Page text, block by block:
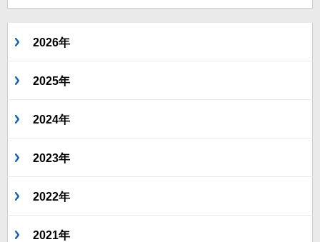
2026年
2025年
2024年
2023年
2022年
2021年